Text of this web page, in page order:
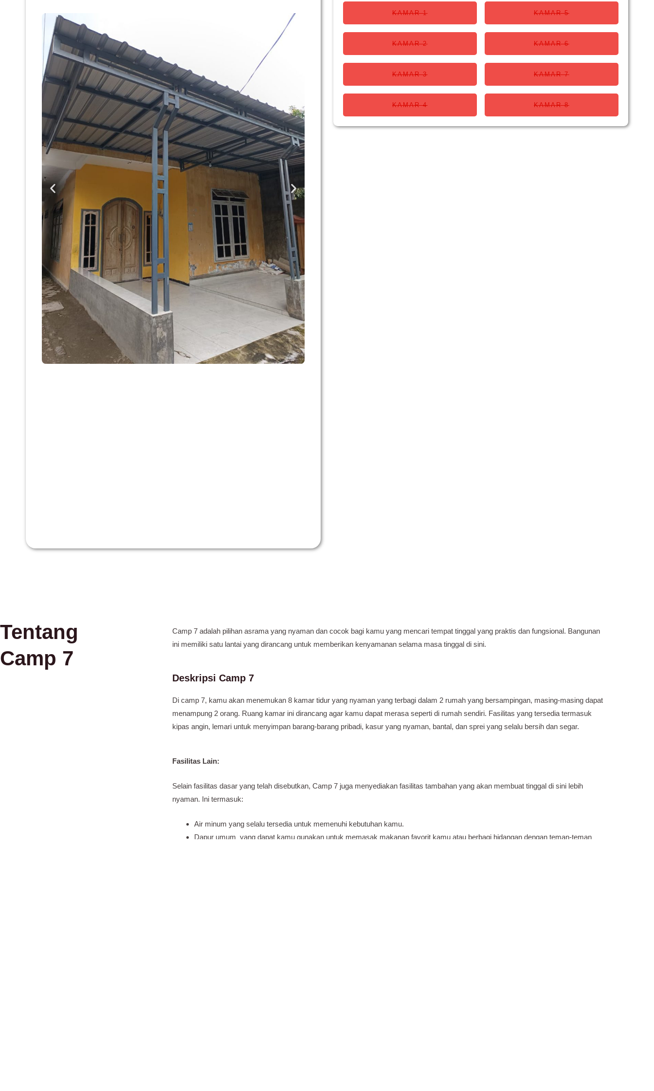
KAMAR 1
KAMAR 2
KAMAR 3
KAMAR 4
KAMAR 5
KAMAR 6
KAMAR 7
KAMAR 8
Tentang
Camp 7
Camp 7 adalah pilihan asrama yang nyaman dan cocok bagi kamu yang mencari tempat tinggal yang praktis dan fungsional. Bangunan
ini memiliki satu lantai yang dirancang untuk memberikan kenyamanan selama masa tinggal di sini.
Deskripsi Camp 7
Di camp 7, kamu akan menemukan 8 kamar tidur yang nyaman yang terbagi dalam 2 rumah yang bersampingan, masing-masing dapat
menampung 2 orang. Ruang kamar ini dirancang agar kamu dapat merasa seperti di rumah sendiri. Fasilitas yang tersedia termasuk
kipas angin, lemari untuk menyimpan barang-barang pribadi, kasur yang nyaman, bantal, dan sprei yang selalu bersih dan segar.
Fasilitas Lain:
Selain fasilitas dasar yang telah disebutkan, Camp 7 juga menyediakan fasilitas tambahan yang akan membuat tinggal di sini lebih
nyaman. Ini termasuk:
Air minum yang selalu tersedia untuk memenuhi kebutuhan kamu.
Dapur umum yang dapat kamu gunakan untuk memasak makanan favorit kamu atau berbagi hidangan dengan teman-teman